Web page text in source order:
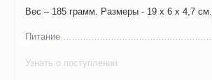
Вес – 185 грамм. Размеры - 19 х 6 х 4,7 см.
Питание
Узнать о поступлении